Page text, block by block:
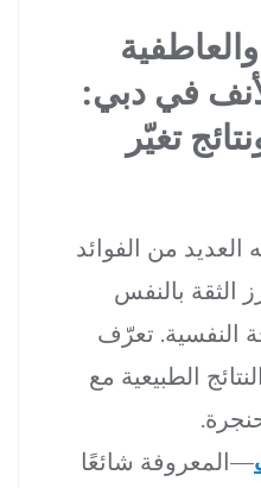
في دبي:
تغيّر
من الفوائد
الثقة بالنفس
النفسية. تعرّف
الطبيعية مع
—المعروفة شائعًا